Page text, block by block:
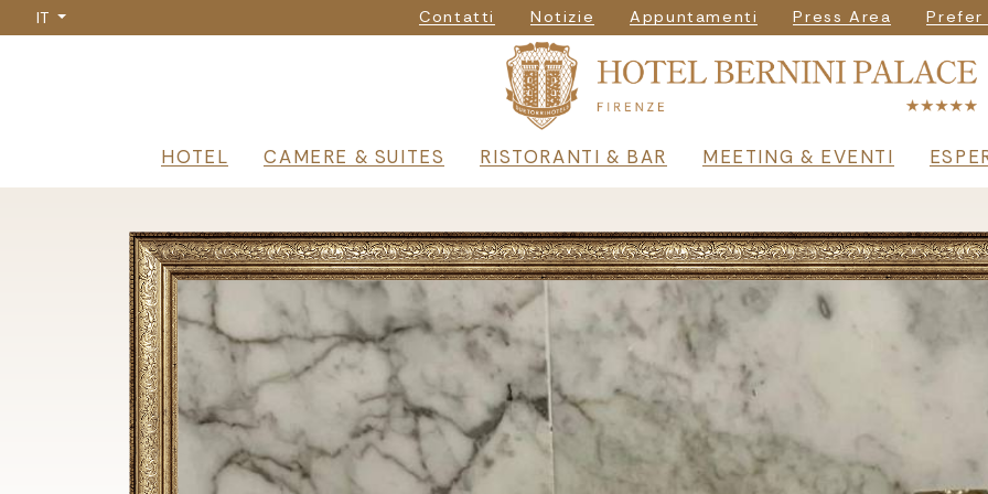
Salta
al
IT Navigazione
Contatti Notizie Appuntamenti Press Area Prefer
Navigazione principale
HOTEL CAMERE & SUITES RISTORANTI & BAR MEETING & EVENTI